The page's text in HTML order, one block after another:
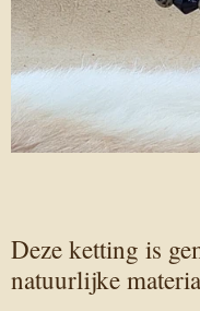
Deze ketting is
natuurlijke